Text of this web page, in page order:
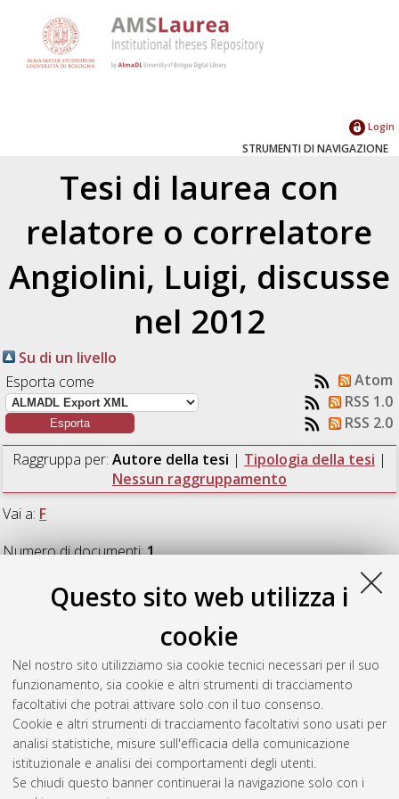
Questo sito web utilizza i
cookie
Nel nostro sito utilizziamo sia cookie tecnici necessari per il suo
funzionamento, sia cookie e altri strumenti di tracciamento
facoltativi che potrai attivare solo con il tuo consenso.
Cookie e altri strumenti di tracciamento facoltativi sono usati per
analisi statistiche, misure sull'efficacia della comunicazione
istituzionale e analisi dei comportamenti degli utenti.
Se chiudi questo banner continuerai la navigazione solo con i
Login
STRUMENTI DI NAVIGAZIONE
Tesi di laurea con
relatore o correlatore
Angiolini, Luigi, discusse
nel 2012
Su di un livello
Esporta come
Atom
RSS 1.0
RSS 2.0
Raggruppa per: Autore della tesi | Tipologia della tesi |
Nessun raggruppamento
Vai a: F
Numero di documenti:1.
poliuretanici ad elevata resilienza contenenti reticolanti silanici.
[Laurea magistrale], Università di Bologna, Corso di Studio in
Chimica industriale [LM-DM270]
Questa lista e' stata generata ilThu Aug 6 07:15:35 2026
CEST